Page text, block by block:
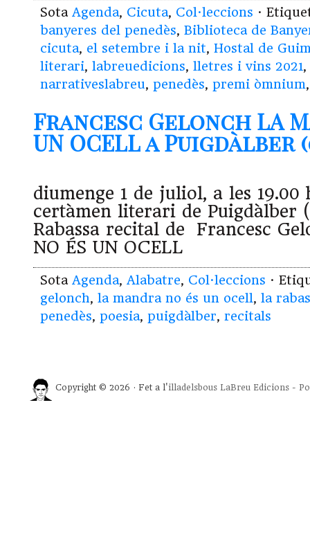
Sota Agenda, Cicuta, Col·leccions ·
banyeres del penedès, Biblioteca de
cicuta, el setembre i la nit, Hostal de
literari, labreuedicions, lletres i vins 2021,
narrativeslabreu, penedès, premi òmnium
Francesc Gelonch LA
UN OCELL a Puigdàlber
diumenge 1 de juliol, a les
certàmen literari de Puigdàlber
Rabassa recital de Francesc
NO ÉS UN OCELL
Sota Agenda, Alabatre, Col·leccions ·
gelonch, la mandra no és un ocell, la
penedès, poesia, puigdàlber, recitals
Copyright © 2026 · Fet a l'illadelsbous LaBreu Edicions -